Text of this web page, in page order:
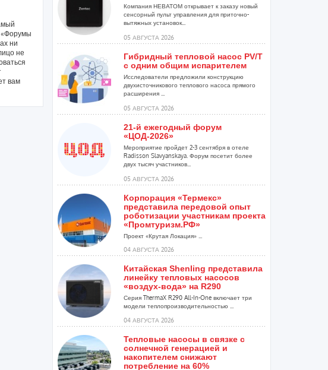
«Форумы
ни
не
вам
Компания НЕВАТОМ открывает к заказу новый
сенсорный пульт управления для приточно-
вытяжных установок...
05 АВГУСТА 2026
Гибридный тепловой насос PV/T
с одним общим испарителем
Исследователи предложили конструкцию
двухисточникового теплового насоса прямого
расширения ...
05 АВГУСТА 2026
21-й ежегодный форум
«ЦОД-2026»
Мероприятие пройдет 2-3 сентября в отеле
Radisson Slavyanskaya. Форум посетит более
двух тысяч участников...
05 АВГУСТА 2026
Корпорация «Термекс»
представила передовой опыт
роботизации участникам проекта
«Промтуризм.РФ»
Проект «Крутая Локация» ...
04 АВГУСТА 2026
Китайская Shenling представила
линейку тепловых насосов
«воздух-вода» на R290
Серия ThermaX R290 All-In-One включает три
модели теплопроизводительностью ...
04 АВГУСТА 2026
Тепловые насосы в связке с
солнечной генерацией и
накопителем снижают
потребление на 60%